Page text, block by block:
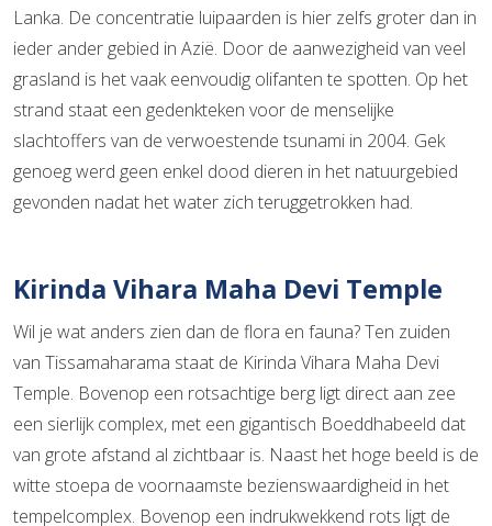
Lanka. De concentratie luipaarden is hier zelfs groter dan in
ieder ander gebied in Azië. Door de aanwezigheid van veel
grasland is het vaak eenvoudig olifanten te spotten. Op het
strand staat een gedenkteken voor de menselijke
slachtoffers van de verwoestende tsunami in 2004. Gek
genoeg werd geen enkel dood dieren in het natuurgebied
gevonden nadat het water zich teruggetrokken had.
Kirinda Vihara Maha Devi Temple
Wil je wat anders zien dan de flora en fauna? Ten zuiden
van Tissamaharama staat de Kirinda Vihara Maha Devi
Temple. Bovenop een rotsachtige berg ligt direct aan zee
een sierlijk complex, met een gigantisch Boeddhabeeld dat
van grote afstand al zichtbaar is. Naast het hoge beeld is de
witte stoepa de voornaamste bezienswaardigheid in het
tempelcomplex. Bovenop een indrukwekkend rots ligt de